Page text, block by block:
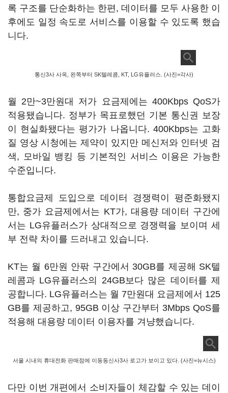
록 구조를 단순화하는 한편, 데이터를 모두 사용한 이
후에도 일정 속도로 서비스를 이용할 수 있도록 했습
니다.
통신3사 사옥, 왼쪽부터 SK텔레콤, KT, LG유플러스. (사진=각사)
월 2만~3만원대 저가 요금제에는 400Kbps QoS가
적용됐습니다. 정부가 목표로했던 기본 통신권 보장
이 현실화됐다는 평가가 나옵니다. 400Kbps는 고화
질 영상 시청에는 제약이 있지만 메신저와 인터넷 검
색, 모바일 뱅킹 등 기본적인 서비스 이용은 가능한
수준입니다.
통합요금제 도입으로 데이터 경쟁력이 평준화됐지
만, 중가 요금제에서는 KT가, 대용량 데이터 구간에
서는 LG유플러스가 상대적으로 경쟁력을 보이며 세
부 전략 차이를 드러내고 있습니다.
KT는 월 6만원 안팎 구간에서 30GB를 제공해 SK텔
레콤과 LG유플러스의 24GB보다 많은 데이터를 제
공합니다. LG유플러스는 월 7만원대 요금제에서 125
GB를 제공하고, 95GB 이상 구간부터 3Mbps QoS를
적용해 대용량 데이터 이용자를 겨냥했습니다.
서울 시내의 휴대전화 판매점에 이동동신사3사 로고가 보이고 있다. (사진=뉴시스)
다만 이번 개편에서 소비자들이 체감할 수 있는 데이